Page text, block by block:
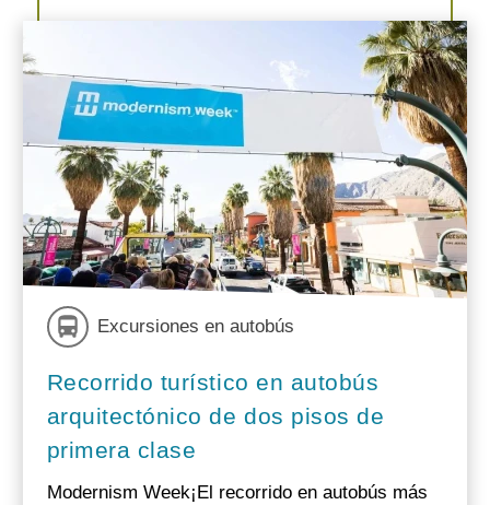
Excursiones en autobús
Recorrido turístico en autobús
arquitectónico de dos pisos de
primera clase
Modernism Week¡El recorrido en autobús más